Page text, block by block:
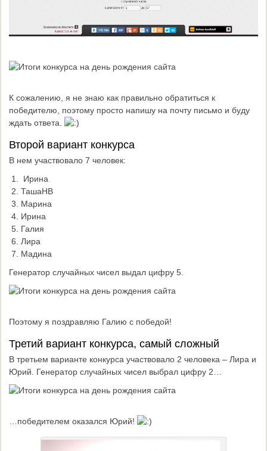
К сожалению, я не знаю как правильно обратиться к
победителю, поэтому просто напишу на почту письмо и буду
ждать ответа.
Второй вариант конкурса
В нем участвовало 7 человек:
Ирина
ТашаНВ
Марина
Ирина
Галия
Лира
Мадина
Генератор случайных чисел выдал цифру 5.
Поэтому я поздравляю Галию с победой!
Третий вариант конкурса, самый сложный
В третьем варианте конкурса участвовало 2 человека – Лира и
Юрий. Генератор случайных чисел выбрал цифру 2…
…победителем оказался Юрий!